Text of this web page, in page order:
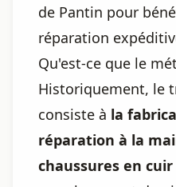
de Pantin pour
réparation
Qu'est-ce que le
Historiquement, le
consiste à la
réparation à la
chaussures en cuir